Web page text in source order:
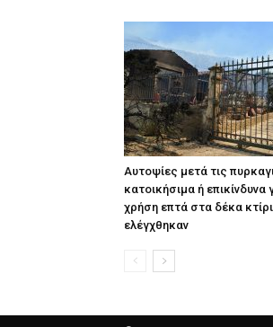
Αυτοψίες μετά τις
κατοικήσιμα ή επικίνδυνα
χρήση επτά στα δέκα
ελέγχθηκαν